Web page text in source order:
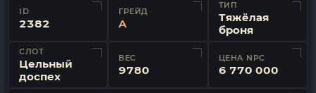
ID
2382
ГРЕЙД
A
ТИП
Тяжёлая
броня
СЛОТ
Цельный
доспех
ВЕС
9780
ЦЕНА NPC
6 770 000